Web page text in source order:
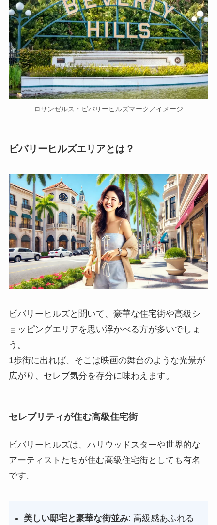
ロサンゼルス・ビバリーヒルズマーク／イメージ
ビバリーヒルズエリアとは？
ビバリーヒルズと聞いて、豪華な住宅街や高級シ
ョッピングエリアを思い浮かべる方が多いでしょ
う。
1歩街に出れば、そこは映画の舞台のような光景が
広がり、セレブ気分を存分に味わえます。
セレブリティが住む高級住宅街
ビバリーヒルズは、ハリウッドスターや世界的な
アーティストたちが住む高級住宅街としても有名
です。
美しい邸宅と豪華な街並み: 高級感あふれる